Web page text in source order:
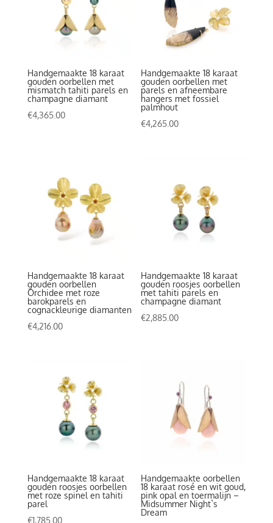
Handgemaakte 18 karaat
gouden oorbellen met
mismatch tahiti parels en
champagne diamant
€4,365.00
Handgemaakte 18 karaat
gouden oorbellen met
parels en afneembare
hangers met fossiel
palmhout
€4,265.00
Handgemaakte 18 karaat
gouden oorbellen
Orchidee met roze
barokparels en
cognackleurige diamanten
€4,216.00
Handgemaakte 18 karaat
gouden roosjes oorbellen
met tahiti parels en
champagne diamant
€2,885.00
Handgemaakte 18 karaat
gouden roosjes oorbellen
met roze spinel en tahiti
parel
€1,785.00
Handgemaakte oorbellen
18 karaat rosé en wit goud,
pink opal en toermalijn –
Midsummer Night`s
Dream